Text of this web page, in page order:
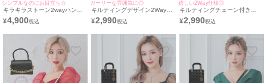
シンプルなのにお目立ち☆
キラキラストーン2wayハンド
ルギャザーミニバッグ
¥4,900
ガーリーな雰囲気に◎
キルティングデザイン2Wayプ
チプラミニバッグ[myMinette/
マイミネット]
¥2,990
嬉しい2Way仕様◎
キルティングチェーン付き
2wayプチプラミニバッグ
[myMinette/マイミネット]
¥2,990